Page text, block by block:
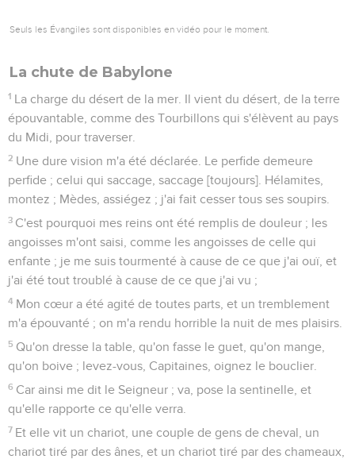
Seuls les Évangiles sont disponibles en vidéo pour le moment.
La chute de Babylone
1 La charge du désert de la mer. Il vient du désert, de la terre
épouvantable, comme des Tourbillons qui s'élèvent au pays
du Midi, pour traverser.
2 Une dure vision m'a été déclarée. Le perfide demeure
perfide ; celui qui saccage, saccage [toujours]. Hélamites,
montez ; Mèdes, assiégez ; j'ai fait cesser tous ses soupirs.
3 C'est pourquoi mes reins ont été remplis de douleur ; les
angoisses m'ont saisi, comme les angoisses de celle qui
enfante ; je me suis tourmenté à cause de ce que j'ai ouï, et
j'ai été tout troublé à cause de ce que j'ai vu ;
4 Mon cœur a été agité de toutes parts, et un tremblement
m'a épouvanté ; on m'a rendu horrible la nuit de mes plaisirs.
5 Qu'on dresse la table, qu'on fasse le guet, qu'on mange,
qu'on boive ; levez-vous, Capitaines, oignez le bouclier.
6 Car ainsi me dit le Seigneur ; va, pose la sentinelle, et
qu'elle rapporte ce qu'elle verra.
7 Et elle vit un chariot, une couple de gens de cheval, un
chariot tiré par des ânes, et un chariot tiré par des chameaux,